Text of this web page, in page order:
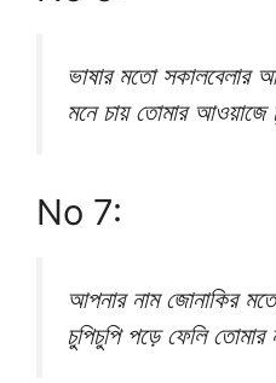
ভাষার মতো সকালবেলার
মনে চায় তোমার আওয়াজে
No 7:
আপনার নাম জোনাকির
চুপিচুপি পড়ে ফেলি তোমার